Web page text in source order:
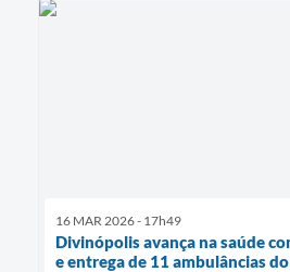
16 MAR 2026 - 17h49
Divinópolis avança na saúde
e entrega de 11 ambulâncias